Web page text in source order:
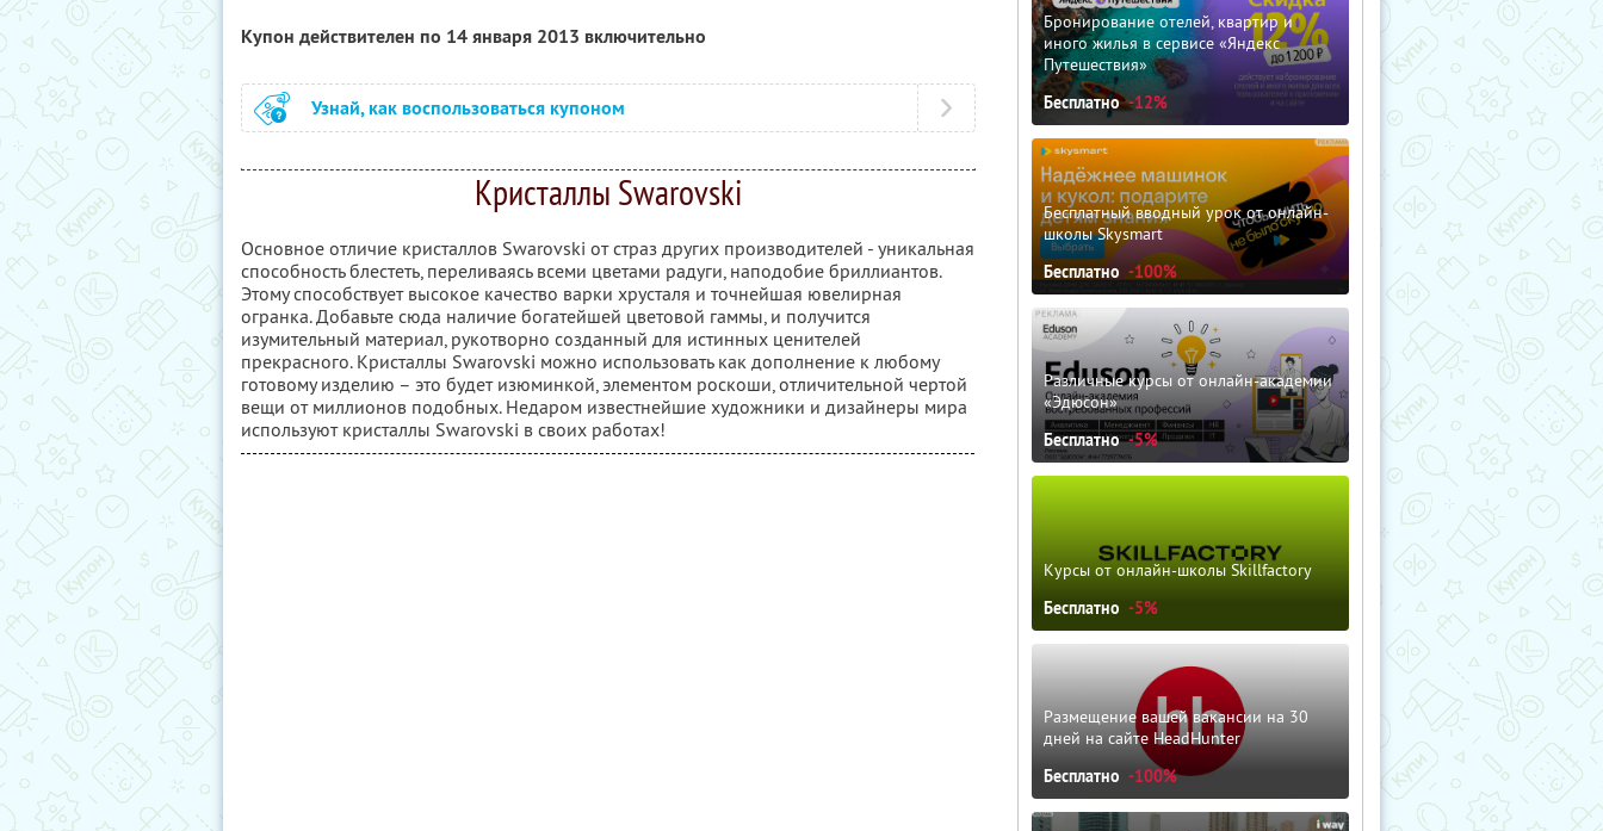
Купон действителен по 14 января 2013 включительно
Узнай, как воспользоваться купоном
Кристаллы Swarovski
Основное отличие кристаллов Swarovski от страз других производителей - уникальная
способность блестеть, переливаясь всеми цветами радуги, наподобие бриллиантов.
Этому способствует высокое качество варки хрусталя и точнейшая ювелирная
огранка. Добавьте сюда наличие богатейшей цветовой гаммы, и получится
изумительный материал, рукотворно созданный для истинных ценителей
прекрасного. Кристаллы Swarovski можно использовать как дополнение к любому
готовому изделию – это будет изюминкой, элементом роскоши, отличительной чертой
вещи от миллионов подобных. Недаром известнейшие художники и дизайнеры мира
используют кристаллы Swarovski в своих работах!
Бронирование отелей, квартир и
иного жилья в сервисе «Яндекс
Путешествия»
Бесплатно -12%
Бесплатный вводный урок от онлайн-
школы Skysmart
Бесплатно -100%
Различные курсы от онлайн-академии
«Эдюсон»
Бесплатно -5%
Курсы от онлайн-школы Skillfactory
Бесплатно -5%
Размещение вашей вакансии на 30
дней на сайте HeadHunter
Бесплатно -100%